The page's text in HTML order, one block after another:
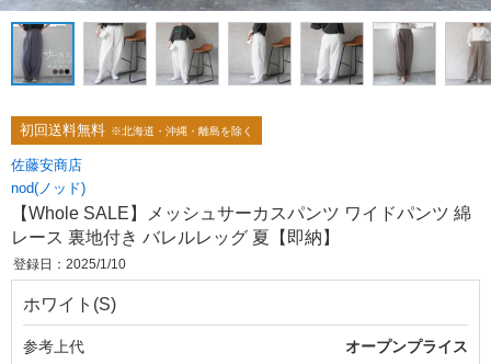
初回送料無料 ※北海道・沖縄・離島を除く
佐藤安商店
nod(ノッド)
【Whole SALE】メッシュサーカスパンツ ワイドパンツ 綿
レース 裏地付き バレルレッグ 夏【即納】
登録日：2025/1/10
ホワイト(S)
参考上代 オープンプライス